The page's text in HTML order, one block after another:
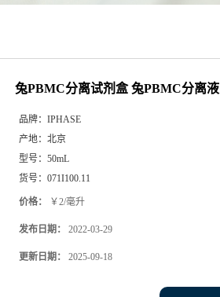
兔PBMC分离试剂盒 兔PBMC分离液
品牌： IPHASE
产地： 北京
型号： 50mL
货号： 071I100.11
价格： ￥2/毫升
发布日期： 2022-03-29
更新日期： 2025-09-18